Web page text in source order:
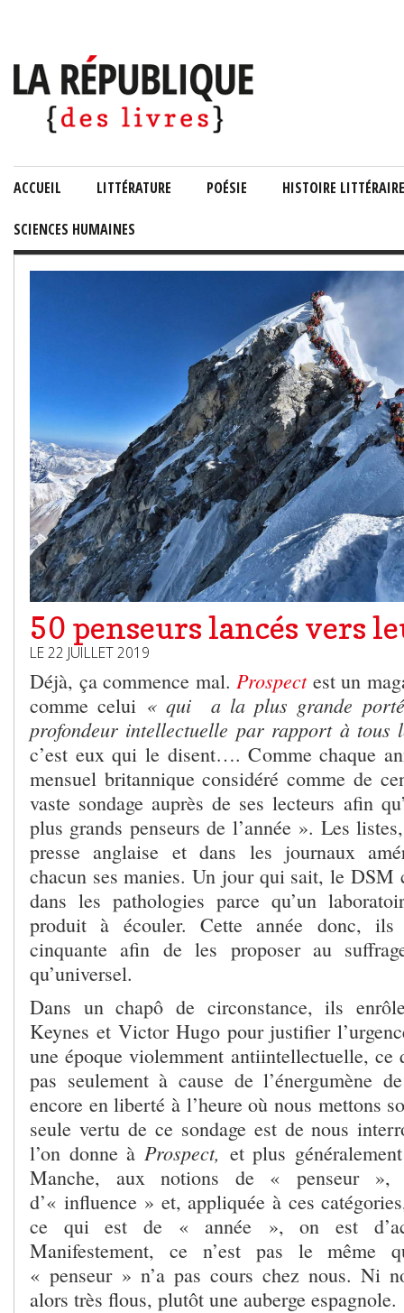
ACCUEIL LITTÉRATURE POÉSIE HISTOIRE LITTÉRAIRE
SCIENCES HUMAINES
50 penseurs lancés vers
LE 22 JUILLET 2019
Déjà, ça commence mal. Prospect est un
comme celui « qui a la plus grande
profondeur intellectuelle par rapport à
c’est eux qui le disent…. Comme chaque
mensuel britannique considéré comme de
vaste sondage auprès de ses lecteurs afin
plus grands penseurs de l’année ». Les
presse anglaise et dans les journaux
chacun ses manies. Un jour qui sait, le DSM
dans les pathologies parce qu’un
produit à écouler. Cette année donc, ils
cinquante afin de les proposer au
qu’universel.
Dans un chapô de circonstance, ils
Keynes et Victor Hugo pour justifier
une époque violemment antiintellectuelle, ce
pas seulement à cause de l’énergumène
encore en liberté à l’heure où nous mettons
seule vertu de ce sondage est de nous
l’on donne à Prospect, et plus
Manche, aux notions de « penseur »,
d’« influence » et, appliquée à ces
ce qui est de « année », on est
Manifestement, ce n’est pas le même
« penseur » n’a pas cours chez nous. Ni
alors très flous, plutôt une auberge espagnole.